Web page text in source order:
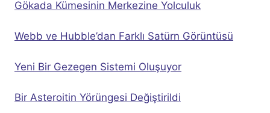
Gökada Kümesinin Merkezine Yolculuk
Webb ve Hubble’dan Farklı Satürn Görüntüsü
Yeni Bir Gezegen Sistemi Oluşuyor
Bir Asteroitin Yörüngesi Değiştirildi